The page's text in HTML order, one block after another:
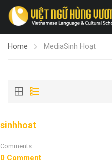
Home MediaSinh Hoạt
sinhhoat
Comments
0 Comment